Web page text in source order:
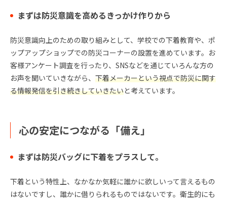
まずは防災意識を高めるきっかけ作りから
防災意識向上のための取り組みとして、学校での下着教育や、ポ
ップアップショップでの防災コーナーの設置を進めています。お
客様アンケート調査を行ったり、SNSなどを通じていろんな方の
お声を聞いていきながら、 下着メーカーという視点で防災に関す
る情報発信を引き続きしていきたいと考えています。
心の安定につながる「備え」
まずは防災バッグに下着をプラスして。
下着という特性上、なかなか気軽に誰かに欲しいって言えるもの
はないですし、誰かに借りられるものではないです。衛生的にも